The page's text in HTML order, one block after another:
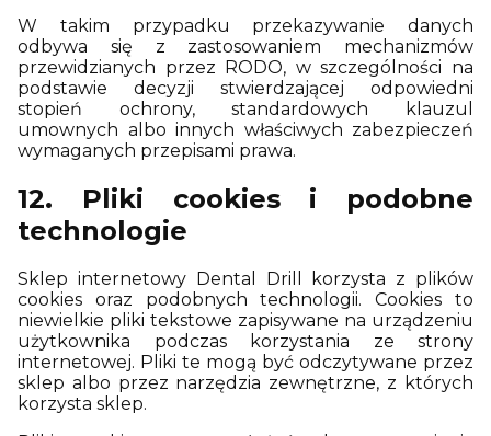
W takim przypadku przekazywanie danych
odbywa się z zastosowaniem mechanizmów
przewidzianych przez RODO, w szczególności na
podstawie decyzji stwierdzającej odpowiedni
stopień ochrony, standardowych klauzul
umownych albo innych właściwych zabezpieczeń
wymaganych przepisami prawa.
12. Pliki cookies i podobne
technologie
Sklep internetowy Dental Drill korzysta z plików
cookies oraz podobnych technologii. Cookies to
niewielkie pliki tekstowe zapisywane na urządzeniu
użytkownika podczas korzystania ze strony
internetowej. Pliki te mogą być odczytywane przez
sklep albo przez narzędzia zewnętrzne, z których
korzysta sklep.